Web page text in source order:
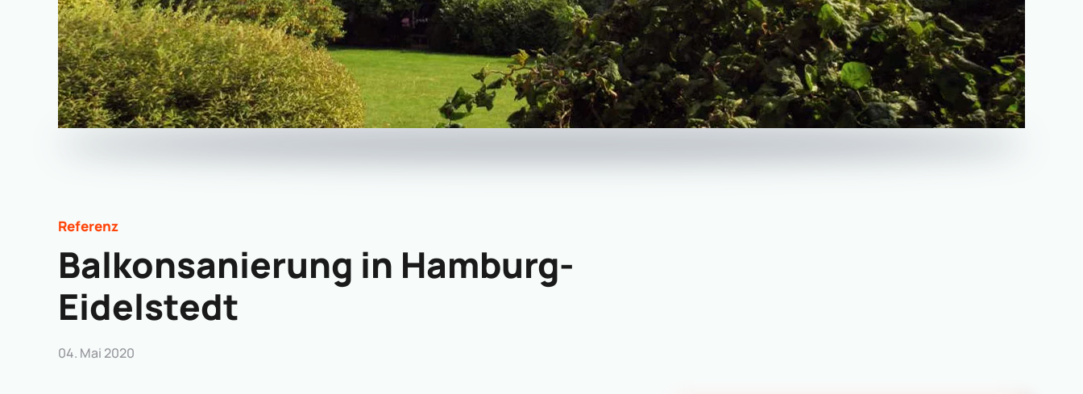
Referenz
Balkonsanierung in Hamburg-
Eidelstedt
04. Mai 2020